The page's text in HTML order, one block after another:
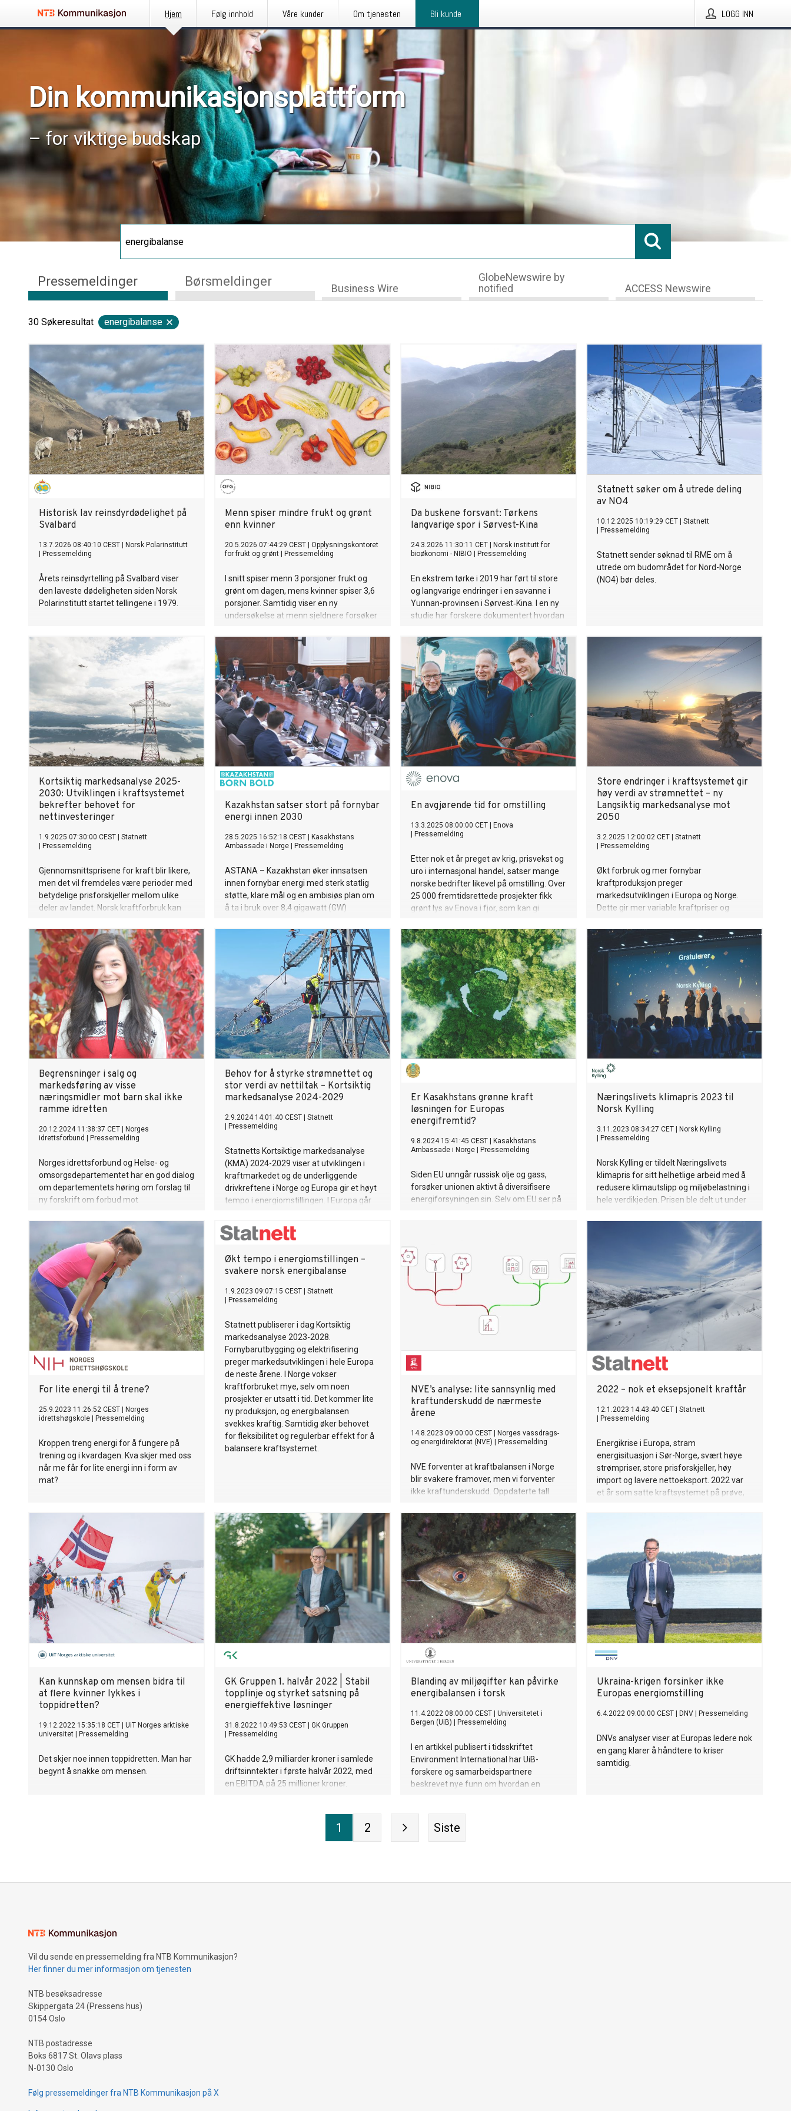
Hjem Følg innhold Våre kunder Om tjenesten Bli kunde LOGG INN
Din kommunikasjonsplattform
– for viktige budskap
Pressemeldinger Børsmeldinger Business Wire
GlobeNewswire by
notified
ACCESS Newswire
30 Søkeresultat energibalanse
Historisk lav reinsdyrdødelighet på
Svalbard
13.7.2026 08:40:10 CEST
Norsk Polarinstitutt
Pressemelding
Årets reinsdyrtelling på Svalbard viser
den laveste dødeligheten siden Norsk
Polarinstitutt startet tellingene i 1979.
Menn spiser mindre frukt og grønt
enn kvinner
20.5.2026 07:44:29 CEST
Opplysningskontoret
for frukt og grønt
Pressemelding
I snitt spiser menn 3 porsjoner frukt og
grønt om dagen, mens kvinner spiser 3,6
porsjoner. Samtidig viser en ny
undersøkelse at menn sjeldnere forsøker
ønsker å spise mer frukt og grønt.
Da buskene forsvant: Tørkens
langvarige spor i Sørvest-Kina
24.3.2026 11:30:11 CET
Norsk institutt for
bioøkonomi - NIBIO
Pressemelding
En ekstrem tørke i 2019 har ført til store
og langvarige endringer i en savanne i
Yunnan-provinsen i Sørvest‑Kina. I en ny
studie har forskere dokumentert hvordan
både for vegetasjonen og savannens
evne til å håndtere varme.
Statnett søker om å utrede deling
av NO4
10.12.2025 10:19:29 CET
Statnett
Pressemelding
Statnett sender søknad til RME om å
utrede om budområdet for Nord-Norge
(NO4) bør deles.
Kortsiktig markedsanalyse 2025-
2030: Utviklingen i kraftsystemet
bekrefter behovet for
nettinvesteringer
1.9.2025 07:30:00 CEST
Statnett
Pressemelding
Gjennomsnittsprisene for kraft blir likere,
men det vil fremdeles være perioder med
betydelige prisforskjeller mellom ulike
deler av landet. Norsk kraftforbruk kan
Samtidig gir muligheten for utveksling
med andre land tilgang på kraft i en
situasjon der kraftoverskuddet forventes
å bli svakere.
Kazakhstan satser stort på fornybar
energi innen 2030
28.5.2025 16:52:18 CEST
Kasakhstans
Ambassade i Norge
Pressemelding
ASTANA – Kazakhstan øker innsatsen
innen fornybar energi med sterk statlig
støtte, klare mål og en ambisiøs plan om
å ta i bruk over 8,4 gigawatt (GW)
Samtidig søker landet internasjonale
investeringer for å realisere prosjektene.
Statsminister Olzhas Bektenov ledet 22.
mai et møte i Energirådet om utviklingen
av fornybare energikilder (RES) 22. mai.
Her deltok representanter fra statlige
etater, energiselskaper og fageksperter
for å diskutere status og fremtidige
planer. Ifølge energidepartementet er det
i dag 154 anlegg for fornybar energi i drift
i Kazakhstan, med en samlet installert
kapasitet på over tre gigawatt (GW). Disse
inkluderer vind-, sol-, vannkraft- og
biogassanlegg, melder statsministerens
anleggene til sammen 7,6 milliarder
kilowattimer (kWh) elektrisitet. I løpet av
ni anlegg med en samlet kapasitet på
over 450 megawatt (MW). Viseminister
for ener
En avgjørende tid for omstilling
13.3.2025 08:00:00 CET
Enova
Pressemelding
Etter nok et år preget av krig, prisvekst og
uro i internasjonal handel, satser mange
norske bedrifter likevel på omstilling. Over
25 000 fremtidsrettede prosjekter fikk
grønt lys av Enova i fjor, som kan gi
nordmenn reiser med fly mellom Oslo og
New York.
Store endringer i kraftsystemet gir
høy verdi av strømnettet – ny
Langsiktig markedsanalyse mot
2050
3.2.2025 12:00:02 CET
Statnett
Pressemelding
Økt forbruk og mer fornybar
kraftproduksjon preger
markedsutviklingen i Europa og Norge.
Dette gir mer variable kraftpriser og
årene framover.
Begrensninger i salg og
markedsføring av visse
næringsmidler mot barn skal ikke
ramme idretten
20.12.2024 11:38:37 CET
Norges
idrettsforbund
Pressemelding
Norges idrettsforbund og Helse- og
omsorgsdepartementet har en god dialog
om departementets høring om forslag til
ny forskrift om forbud mot
rettet mot barn. Myndighetene ønsker
ikke at den nye forskriften skal få
utilsiktede og negative konsekvenser for
idretten.
Behov for å styrke strømnettet og
stor verdi av nettiltak – Kortsiktig
markedsanalyse 2024-2029
2.9.2024 14:01:40 CEST
Statnett
Pressemelding
Statnetts Kortsiktige markedsanalyse
(KMA) 2024-2029 viser at utviklingen i
kraftmarkedet og de underliggende
drivkreftene i Norge og Europa gir et høyt
tempo i energiomstillingen. I Europa går
kraftproduksjon raskt. Samtidig er det
stort utfallsrom for utviklingen i
og Europa.
Er Kasakhstans grønne kraft
løsningen for Europas
energifremtid?
9.8.2024 15:41:45 CEST
Kasakhstans
Ambassade i Norge
Pressemelding
Siden EU unngår russisk olje og gass,
forsøker unionen aktivt å diversifisere
energiforsyningen sin. Selv om EU ser på
på mellomlang sikt også begynne å kjøpe
grønn kraft fra det energirike
sentralasiatiske landet. Kasakhstan er rik
på fossilt brensel og får mesteparten av
sin strøm fra kull og naturgass. Ifølge
Kasakhstans energidepartement utgjorde
strøm fra fornybare energikilder bare
5,92 prosent av landets samlede
land med en slik relativt lav produksjon
eksportere grønn kraft? Kasakhstan har
et stort potensial for solkraftproduksjon.
Solkraft er anslått til rundt fem prosent
av landets årlige strømforbruk. Enda
gjør landet egnet for vindkraftproduksjon.
I 2023 produserte vindkraftverk 3,8
anslår Kasakhstans vindenergipotensial til
å være 920 milliarder k
Næringslivets klimapris 2023 til
Norsk Kylling
3.11.2023 08:34:27 CET
Norsk Kylling
Pressemelding
Norsk Kylling er tildelt Næringslivets
klimapris for sitt helhetlige arbeid med å
redusere klimautslipp og miljøbelastning i
hele verdikjeden. Prisen ble delt ut under
mellom ZERO, NHO og NTNU.
For lite energi til å trene?
25.9.2023 11:26:52 CEST
Norges
idrettshøgskole
Pressemelding
Kroppen treng energi for å fungere på
trening og i kvardagen. Kva skjer med oss
når me får for lite energi inn i form av
mat?
Økt tempo i energiomstillingen –
svakere norsk energibalanse
1.9.2023 09:07:15 CEST
Statnett
Pressemelding
Statnett publiserer i dag Kortsiktig
markedsanalyse 2023-2028.
Fornybarutbygging og elektrifisering
preger markedsutviklingen i hele Europa
de neste årene. I Norge vokser
kraftforbruket mye, selv om noen
prosjekter er utsatt i tid. Det kommer lite
ny produksjon, og energibalansen
svekkes kraftig. Samtidig øker behovet
for fleksibilitet og regulerbar effekt for å
balansere kraftsystemet.
NVE’s analyse: lite sannsynlig med
kraftunderskudd de nærmeste
årene
14.8.2023 09:00:00 CEST
Norges vassdrags-
og energidirektorat (NVE)
Pressemelding
NVE forventer at kraftbalansen i Norge
blir svakere framover, men vi forventer
ikke kraftunderskudd. Oppdaterte tall
opp igjen når kraftprisene har falt fra de
høye nivåene i 2021 og 2022. Det tyder på
at en del tiltak, for eksempel innen
energieffektivisering, vil ha varig virkning
og demper forbruksveksten. På den
andre siden vil det komme til lite ny
kraftproduksjon de nærmeste årene.
2022 – nok et eksepsjonelt kraftår
12.1.2023 14:43:40 CET
Statnett
Pressemelding
Energikrise i Europa, stram
energisituasjon i Sør-Norge, svært høye
strømpriser, store prisforskjeller, høy
import og lavere nettoeksport. 2022 var
et år som satte kraftsystemet på prøve,
Kan kunnskap om mensen bidra til
at flere kvinner lykkes i
toppidretten?
19.12.2022 15:35:18 CET
UiT Norges arktiske
universitet
Pressemelding
Det skjer noe innen toppidretten. Man har
begynt å snakke om mensen.
GK Gruppen 1. halvår 2022 | Stabil
topplinje og styrket satsning på
energieffektive løsninger
31.8.2022 10:49:53 CEST
GK Gruppen
Pressemelding
GK hadde 2,9 milliarder kroner i samlede
driftsinntekter i første halvår 2022, med
en EBITDA på 25 millioner kroner.
muligheter for konsernet fremover.
Blanding av miljøgifter kan påvirke
energibalansen i torsk
11.4.2022 08:00:00 CEST
Universitetet i
Bergen (UiB)
Pressemelding
I en artikkel publisert i tidsskriftet
Environment International har UiB-
forskere og samarbeidspartnere
beskrevet nye funn om hvordan en
Ukraina-krigen forsinker ikke
Europas energiomstilling
6.4.2022 09:00:00 CEST DNV Pressemelding
DNVs analyser viser at Europas ledere nok
en gang klarer å håndtere to kriser
samtidig.
1 2 Siste
Vil du sende en pressemelding fra NTB Kommunikasjon?
Her finner du mer informasjon om tjenesten
NTB besøksadresse
Skippergata 24 (Pressens hus)
0154 Oslo
NTB postadresse
Boks 6817 St. Olavs plass
N-0130 Oslo
Følg pressemeldinger fra NTB Kommunikasjon på X